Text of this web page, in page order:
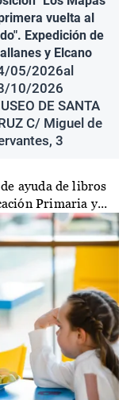
vuelta al
Expedición de
y Elcano
05/2026al
10/2026
DE SANTA
C/ Miguel de
3
ayuda de libros
Primaria y...